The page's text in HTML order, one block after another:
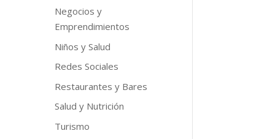
Negocios y
Emprendimientos
Niños y Salud
Redes Sociales
Restaurantes y Bares
Salud y Nutrición
Turismo